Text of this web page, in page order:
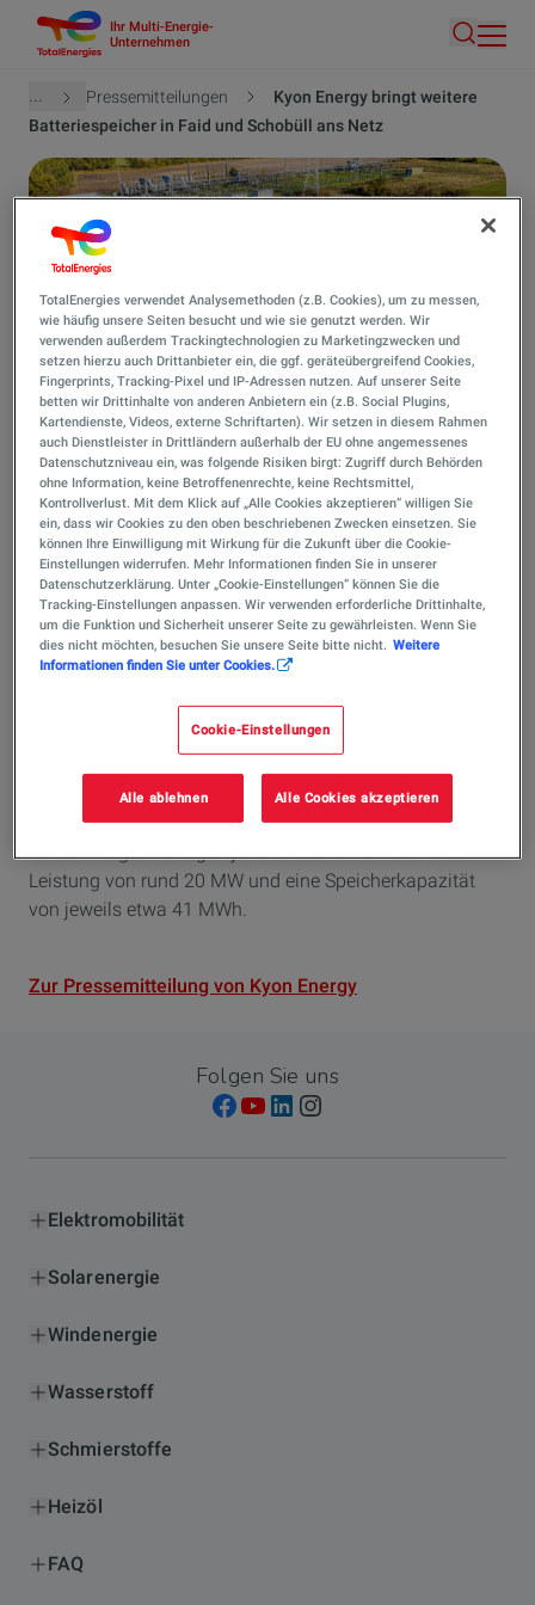
Inhalt
Ihr Multi-Energie-
Unternehmen
Suche
Pfadnavigation
... Pressemitteilungen
Kyon Energy bringt weitere
Batteriespeicher in Faid und Schobüll ans Netz
Kyon Energy
Kyon Energy bringt weitere
Batteriespeicher in Faid und
Schobüll ans Netz
Veröffentlicht am 17/06/2026
1 MinLesezeit
München, 17. Juni 2026– Kyon Energy setzt den
Ausbau von Batteriegroßspeichern in Deutschland fort: In
(Landkreis Cochem-Zell, Rheinland-Pfalz) und Schobüll
(Kreis Nordfriesland, Schleswig-Holstein) den Betrieb auf.
Beide Anlagen verfügen jeweils über eine installierte
Leistung von rund 20 MW und eine Speicherkapazität
von jeweils etwa 41 MWh.
Zur Pressemitteilung von Kyon Energy
Folgen Sie uns
Elektromobilität
Solarenergie
Windenergie
Wasserstoff
Schmierstoffe
Heizöl
FAQ
TotalEnergies verwendet Analysemethoden (z.B. Cookies), um zu messen,
wie häufig unsere Seiten besucht und wie sie genutzt werden. Wir
verwenden außerdem Trackingtechnologien zu Marketingzwecken und
setzen hierzu auch Drittanbieter ein, die ggf. geräteübergreifend Cookies,
Fingerprints, Tracking-Pixel und IP-Adressen nutzen. Auf unserer Seite
betten wir Drittinhalte von anderen Anbietern ein (z.B. Social Plugins,
Kartendienste, Videos, externe Schriftarten). Wir setzen in diesem Rahmen
auch Dienstleister in Drittländern außerhalb der EU ohne angemessenes
Datenschutzniveau ein, was folgende Risiken birgt: Zugriff durch Behörden
ohne Information, keine Betroffenenrechte, keine Rechtsmittel,
Kontrollverlust. Mit dem Klick auf „Alle Cookies akzeptieren“ willigen Sie
ein, dass wir Cookies zu den oben beschriebenen Zwecken einsetzen. Sie
können Ihre Einwilligung mit Wirkung für die Zukunft über die Cookie-
Einstellungen widerrufen. Mehr Informationen finden Sie in unserer
Datenschutzerklärung. Unter „Cookie-Einstellungen“ können Sie die
Tracking-Einstellungen anpassen. Wir verwenden erforderliche Drittinhalte,
um die Funktion und Sicherheit unserer Seite zu gewährleisten. Wenn Sie
dies nicht möchten, besuchen Sie unsere Seite bitte nicht. Weitere
Informationen finden Sie unter Cookies.
Cookie-Einstellungen
Alle ablehnen Alle Cookies akzeptieren